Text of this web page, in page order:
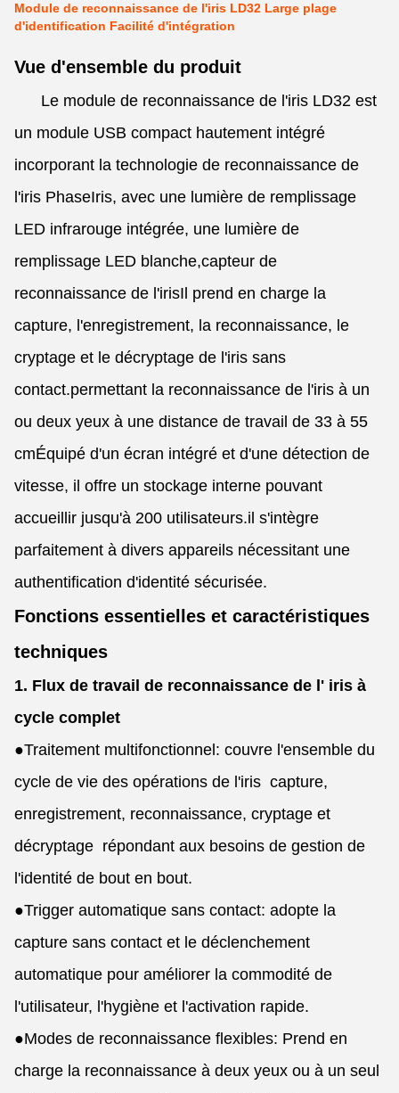
Module de reconnaissance de l'iris LD32 Large plage
d'identification Facilité d'intégration
Vue d'ensemble du produit
Le module de reconnaissance de l'iris LD32 est
un module USB compact hautement intégré
incorporant la technologie de reconnaissance de
l'iris PhaseIris, avec une lumière de remplissage
LED infrarouge intégrée, une lumière de
remplissage LED blanche,capteur de
reconnaissance de l'irisIl prend en charge la
capture, l'enregistrement, la reconnaissance, le
cryptage et le décryptage de l'iris sans
contact.permettant la reconnaissance de l'iris à un
ou deux yeux à une distance de travail de 33 à 55
cmÉquipé d'un écran intégré et d'une détection de
vitesse, il offre un stockage interne pouvant
accueillir jusqu'à 200 utilisateurs.il s'intègre
parfaitement à divers appareils nécessitant une
authentification d'identité sécurisée.
Fonctions essentielles et caractéristiques
techniques
1. Flux de travail de reconnaissance de l' iris à
cycle complet
●Traitement multifonctionnel: couvre l'ensemble du
cycle de vie des opérations de l'iris  capture,
enregistrement, reconnaissance, cryptage et
décryptage  répondant aux besoins de gestion de
l'identité de bout en bout.
●Trigger automatique sans contact: adopte la
capture sans contact et le déclenchement
automatique pour améliorer la commodité de
l'utilisateur, l'hygiène et l'activation rapide.
●Modes de reconnaissance flexibles: Prend en
charge la reconnaissance à deux yeux ou à un seul